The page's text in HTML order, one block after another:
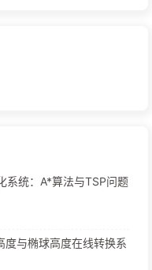
统：A*算法与TSP问题
与椭球高度在线转换系